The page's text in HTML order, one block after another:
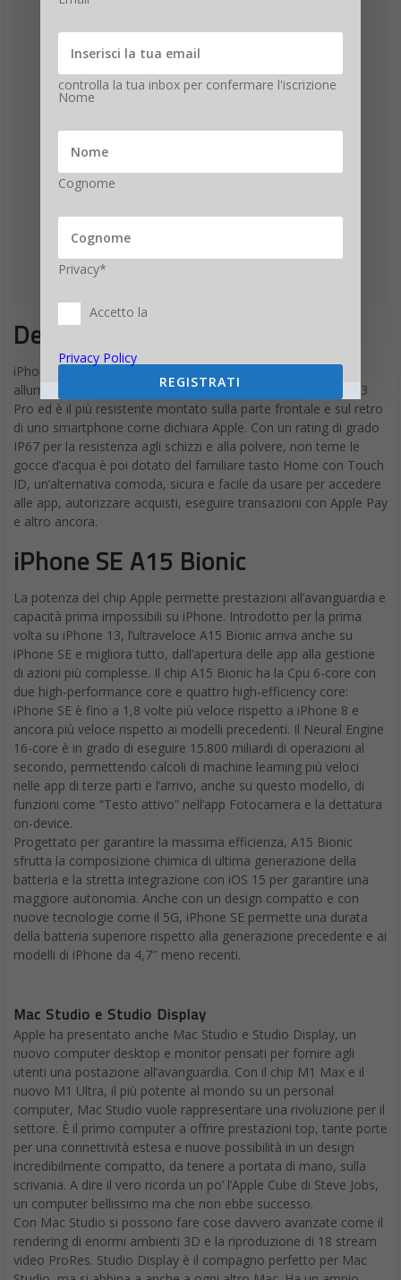
Design iPhone SE
iPhone SE è resistente ma anche bello, con un design in
alluminio aerospaziale e vetro, lo stesso usato per iPhone 13
Pro ed è il più resistente montato sulla parte frontale e sul retro
di uno smartphone come dichiara Apple. Con un rating di grado
IP67 per la resistenza agli schizzi e alla polvere, non teme le
gocce d’acqua è poi dotato del familiare tasto Home con Touch
ID, un’alternativa comoda, sicura e facile da usare per accedere
alle app, autorizzare acquisti, eseguire transazioni con Apple Pay
e altro ancora.
iPhone SE A15 Bionic
La potenza del chip Apple permette prestazioni all’avanguardia e
capacità prima impossibili su iPhone. Introdotto per la prima
volta su iPhone 13, l’ultraveloce A15 Bionic arriva anche su
iPhone SE e migliora tutto, dall’apertura delle app alla gestione
di azioni più complesse. Il chip A15 Bionic ha la Cpu 6-core con
due high-performance core e quattro high-efficiency core:
iPhone SE è fino a 1,8 volte più veloce rispetto a iPhone 8 e
ancora più veloce rispetto ai modelli precedenti. Il Neural Engine
16-core è in grado di eseguire 15.800 miliardi di operazioni al
secondo, permettendo calcoli di machine learning più veloci
nelle app di terze parti e l’arrivo, anche su questo modello, di
funzioni come “Testo attivo” nell’app Fotocamera e la dettatura
on-device.
Progettato per garantire la massima efficienza, A15 Bionic
sfrutta la composizione chimica di ultima generazione della
batteria e la stretta integrazione con iOS 15 per garantire una
maggiore autonomia. Anche con un design compatto e con
nuove tecnologie come il 5G, iPhone SE permette una durata
della batteria superiore rispetto alla generazione precedente e ai
modelli di iPhone da 4,7″ meno recenti.
Mac Studio e Studio Display
Apple ha presentato anche Mac Studio e Studio Display, un
nuovo computer desktop e monitor pensati per fornire agli
utenti una postazione all’avanguardia. Con il chip M1 Max e il
nuovo M1 Ultra, il più potente al mondo su un personal
computer, Mac Studio vuole rappresentare una rivoluzione per il
settore. È il primo computer a offrire prestazioni top, tante porte
per una connettività estesa e nuove possibilità in un design
incredibilmente compatto, da tenere a portata di mano, sulla
scrivania. A dire il vero ricorda un po’ l’Apple Cube di Steve Jobs,
un computer bellissimo ma che non ebbe successo.
Con Mac Studio si possono fare cose davvero avanzate come il
rendering di enormi ambienti 3D e la riproduzione di 18 stream
video ProRes. Studio Display è il compagno perfetto per Mac
controlla la tua inbox per confermare l'iscrizione
Nome
Cognome
Privacy*
Accetto la
Privacy Policy
REGISTRATI